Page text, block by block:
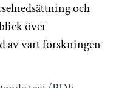
och
över
av vart forskningen